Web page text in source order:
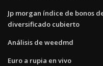
Jp morgan índice de bonos
diversificado cubierto
Análisis de weedmd
Euro a rupia en vivo